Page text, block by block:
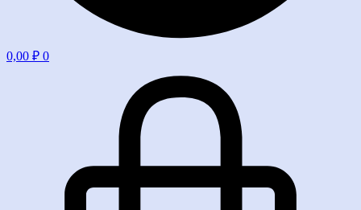
0,00 ₽ 0